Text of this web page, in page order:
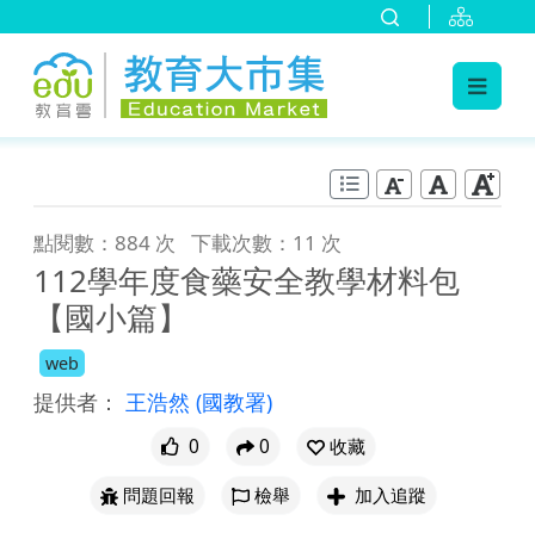
點閱數：884 次 下載次數：11 次
112學年度食藥安全教學材料包
【國小篇】
web
提供者： 王浩然 (國教署)
0 0
收藏
問題回報
檢舉 加入追蹤